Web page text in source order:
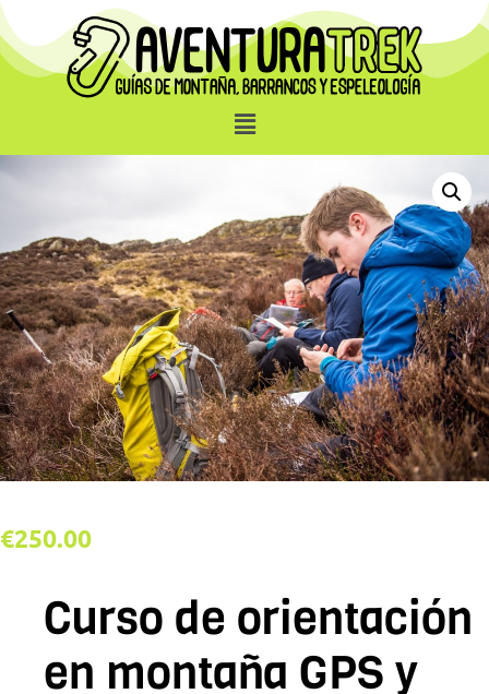
€250.00
Curso de orientación
en montaña GPS y